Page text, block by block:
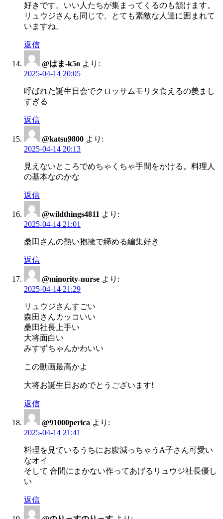
好きです。いい人たちが集まってくるのも頷けます。
リュウジさんも同じで、とても素敵な人達に囲まれて
いますね。
返信
@はま-k5o より:
2025-04-14 20:05
呼ばれた誕生日会でクロッサムモリタ食えるの羨まし
すぎる
返信
@katsu9800 より:
2025-04-14 20:13
見えないところでめちゃくちゃ手間をかける。料理人
の基本なのかな
返信
@wildthings4811 より:
2025-04-14 21:01
桑田さんの熱い抱擁で締める編集好き
返信
@minority-nurse より:
2025-04-14 21:29
リュウジさんすごい
森田さんカッコいい
桑田社長上手い
大将面白い
みすずちゃんかわいい
この動画最高かよ
大将お誕生日おめでとうございます!
返信
@91000perica より:
2025-04-14 21:41
料理を見ているうちにお腹減っちゃうA子さん可愛い
なオイ
そして 合間にまかない作ってあげるリュウジ社長優し
い
返信